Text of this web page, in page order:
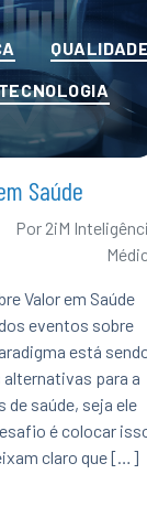
QUALIDADE
Saúde
Por 2iM
Valor em Saúde
eventos sobre
está
para a
saúde, seja ele
é colocar
claro que […]